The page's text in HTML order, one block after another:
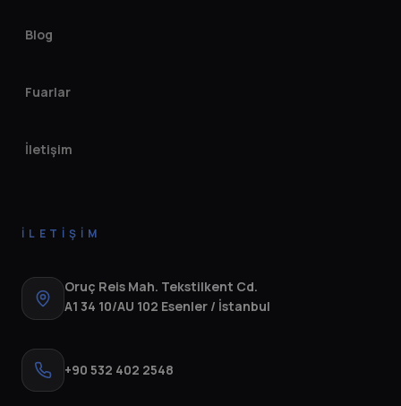
Blog
Fuarlar
İletişim
İLETIŞIM
Oruç Reis Mah. Tekstilkent Cd.
A1 34 10/AU 102 Esenler / İstanbul
+90 532 402 2548